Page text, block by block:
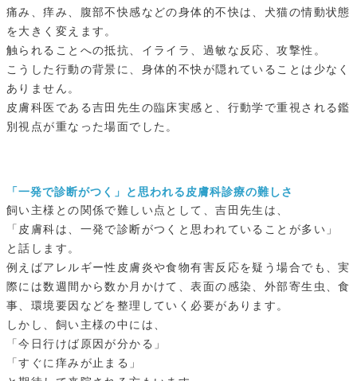
痛み、痒み、腹部不快感などの身体的不快は、犬猫の情動状態
を大きく変えます。
触られることへの抵抗、イライラ、過敏な反応、攻撃性。
こうした行動の背景に、身体的不快が隠れていることは少なく
ありません。
皮膚科医である吉田先生の臨床実感と、行動学で重視される鑑
別視点が重なった場面でした。
「一発で診断がつく」と思われる皮膚科診療の難しさ
飼い主様との関係で難しい点として、吉田先生は、
「皮膚科は、一発で診断がつくと思われていることが多い」
と話します。
例えばアレルギー性皮膚炎や食物有害反応を疑う場合でも、実
際には数週間から数か月かけて、表面の感染、外部寄生虫、食
事、環境要因などを整理していく必要があります。
しかし、飼い主様の中には、
「今日行けば原因が分かる」
「すぐに痒みが止まる」